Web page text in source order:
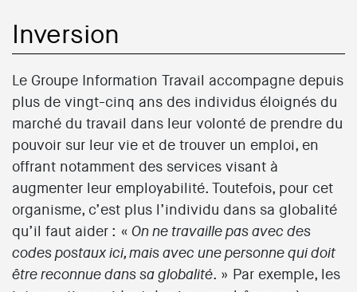
Inversion
Le Groupe Information Travail accompagne depuis
plus de vingt-cinq ans des individus éloignés du
marché du travail dans leur volonté de prendre du
pouvoir sur leur vie et de trouver un emploi, en
offrant notamment des services visant à
augmenter leur employabilité. Toutefois, pour cet
organisme, c’est plus l’individu dans sa globalité
qu’il faut aider : « On ne travaille pas avec des
codes postaux ici, mais avec une personne qui doit
être reconnue dans sa globalité. » Par exemple, les